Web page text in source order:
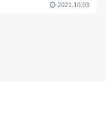
2021.10.03